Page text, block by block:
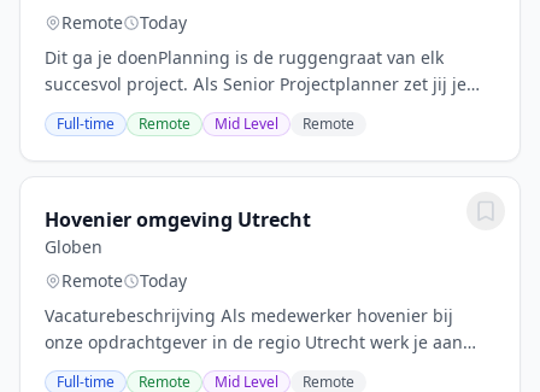
Remote
Today
Dit ga je doenPlanning is de ruggengraat van elk
succesvol project. Als Senior Projectplanner zet jij je
expertise in om complexe infraprojecten soepel te
laten verlopen. Je vertaalt...
Full-time Remote Mid Level Remote
Hovenier omgeving Utrecht
Globen
Remote
Today
Vacaturebeschrijving Als medewerker hovenier bij
onze opdrachtgever in de regio Utrecht werk je aan
diverse uitdagende groenprojecten. Je krijgt de kans
Full-time Remote Mid Level Remote